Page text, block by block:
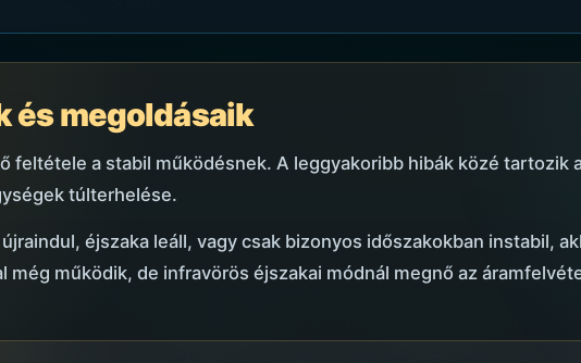
és megoldásaik
feltétele a stabil működésnek. A leggyakoribb hibák közé tartozik
túlterhelése.
éjszaka leáll, vagy csak bizonyos időszakokban instabil,
még működik, de infravörös éjszakai módnál megnő az